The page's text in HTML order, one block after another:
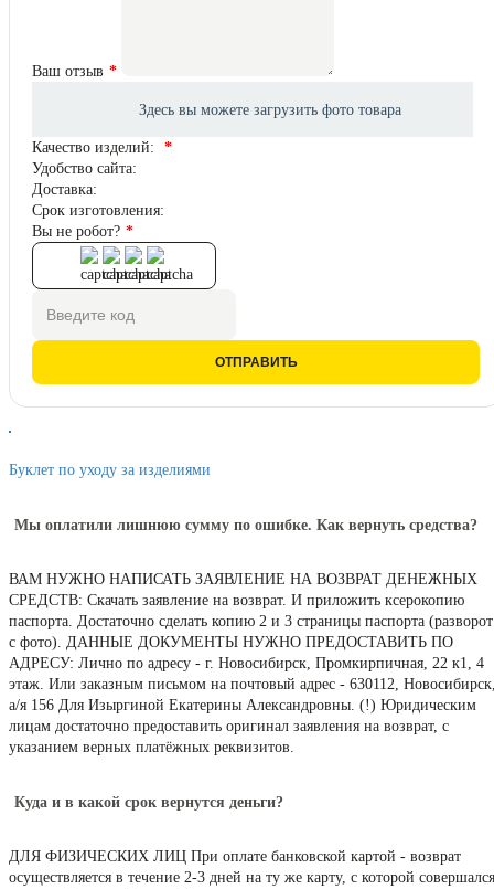
Ваш отзыв
Качество изделий:
Удобство сайта:
Доставка:
Срок изготовления:
Вы не робот?
ОТПРАВИТЬ
Буклет по уходу за изделиями
Мы оплатили лишнюю сумму по ошибке. Как вернуть средства?
ВАМ НУЖНО НАПИСАТЬ ЗАЯВЛЕНИЕ НА ВОЗВРАТ ДЕНЕЖНЫХ
СРЕДСТВ: Скачать заявление на возврат. И приложить ксерокопию
паспорта. Достаточно сделать копию 2 и 3 страницы паспорта (разворот
с фото). ДАННЫЕ ДОКУМЕНТЫ НУЖНО ПРЕДОСТАВИТЬ ПО
АДРЕСУ: Лично по адресу - г. Новосибирск, Промкирпичная, 22 к1, 4
этаж. Или заказным письмом на почтовый адрес - 630112,
а/я 156 Для Изыргиной Екатерины Александровны. (!) Юридическим
лицам достаточно предоставить оригинал заявления на возврат, с
указанием верных платёжных реквизитов.
Куда и в какой срок вернутся деньги?
ДЛЯ ФИЗИЧЕСКИХ ЛИЦ При оплате банковской картой - возврат
осуществляется в течение 2-3 дней на ту же карту, с которой совершался